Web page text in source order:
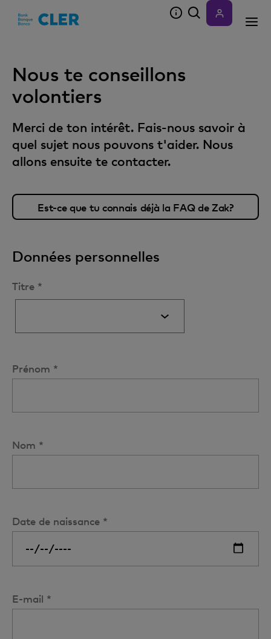
Nous te conseillons
volontiers
Merci de ton intérêt. Fais-nous savoir à
quel sujet nous pouvons t'aider. Nous
allons ensuite te contacter.
Est-ce que tu connais déjà la FAQ de Zak?
Données personnelles
Titre *
Prénom *
Nom *
Date de naissance *
E-mail *